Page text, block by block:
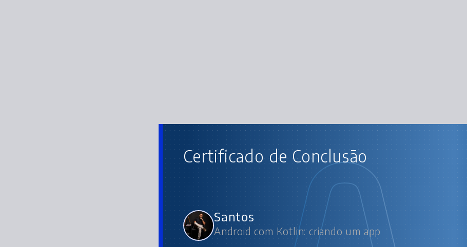
Certificado de Conclusão
Santos
Android com Kotlin: criando um app
Android com Kotlin:
Criando o primeiro
Implementando o